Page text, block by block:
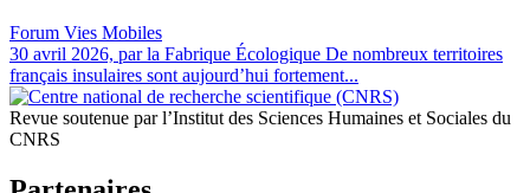
Forum Vies Mobiles
30 avril 2026, par la Fabrique Écologique De nombreux territoires
français insulaires sont aujourd’hui fortement...
Revue soutenue par l’Institut des Sciences Humaines et Sociales du
CNRS